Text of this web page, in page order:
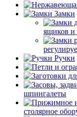
Замки
ящиков и
Ручки
шпингалеты
столярное